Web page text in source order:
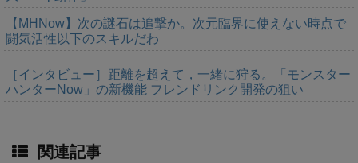
【MHNow】次の謎石は追撃か。次元臨界に使えない時点で
闘気活性以下のスキルだわ
［インタビュー］距離を超えて，一緒に狩る。「モンスター
ハンターNow」の新機能 フレンドリンク開発の狙い
関連記事